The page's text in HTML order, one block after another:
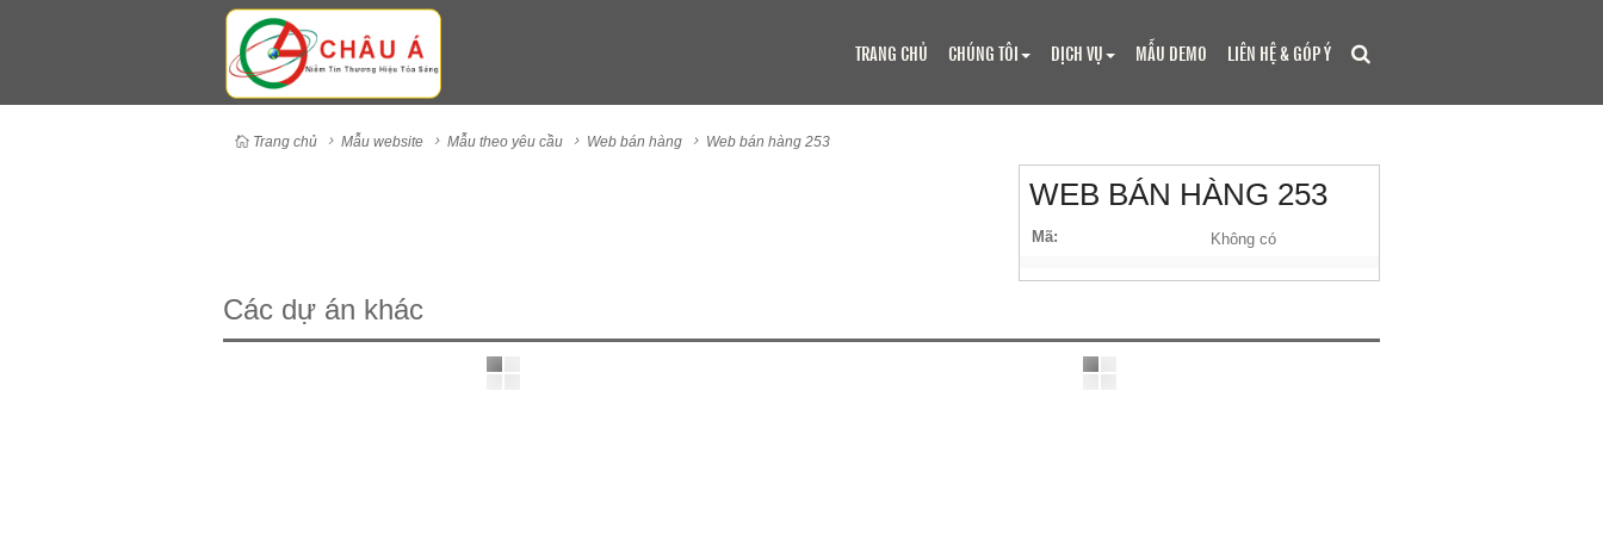
TRANG CHỦ CHÚNG TÔI DỊCH VỤ MẪU DEMO LIÊN HỆ & GÓP Ý
Trang chủ Mẫu website Mẫu theo yêu cầu Web bán hàng Web bán hàng 253
WEB BÁN HÀNG 253
Mã: Không có
Các dự án khác